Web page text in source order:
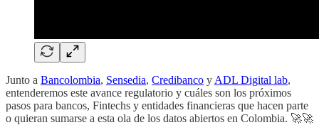
Junto a Bancolombia, Sensedia, Credibanco y ADL Digital lab,
entenderemos este avance regulatorio y cuáles son los próximos
pasos para bancos, Fintechs y entidades financieras que hacen parte
o quieran sumarse a esta ola de los datos abiertos en Colombia. ​🚀​​🚀​